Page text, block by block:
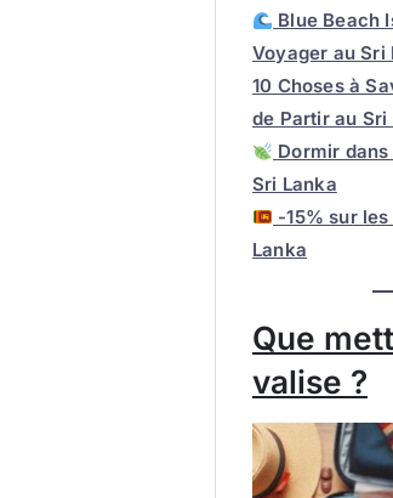
Blue Beach
Voyager au Sri
10 Choses à
de Partir au Sri
Dormir
Sri Lanka
-15% sur
Lanka
Que
valise ?